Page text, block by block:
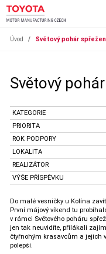
Úvod / Světový pohár
Světový
KATEGORIE
PRIORITA
ROK PODPORY
LOKALITA
REALIZÁTOR
VÝŠE PŘÍSPĚVKU
Do malé vesničky u Kolína
První májový víkend tu
v rámci Světového poháru
jen tak neuvidíte, přilákali
čtyřnohým krasavcům a jejich
polepší.